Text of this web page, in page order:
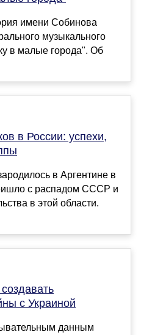
имени Собинова
музыкального
в малые города". Об
в России: успехи,
в Аргентине в
с распадом СССР и
в этой области.
с Украиной
данным